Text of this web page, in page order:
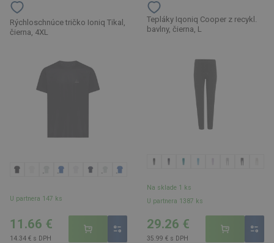
Rýchloschnúce tričko Ioniq Tikal,
čierna, 4XL
U partnera 147 ks
11.66 €
14.34 € s DPH
Tepláky Iqoniq Cooper z recykl.
bavlny, čierna, L
Na sklade 1 ks
U partnera 1387 ks
29.26 €
35.99 € s DPH